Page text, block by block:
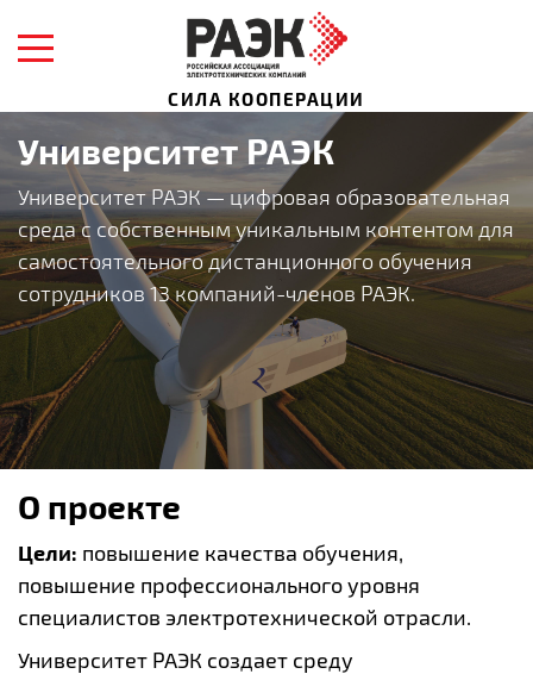
СИЛА КООПЕРАЦИИ
Университет РАЭК
Университет РАЭК — цифровая образовательная
среда с собственным уникальным контентом для
самостоятельного дистанционного обучения
сотрудников 13 компаний-членов РАЭК.
О проекте
Цели: повышение качества обучения,
повышение профессионального уровня
специалистов электротехнической отрасли.
Университет РАЭК создает среду